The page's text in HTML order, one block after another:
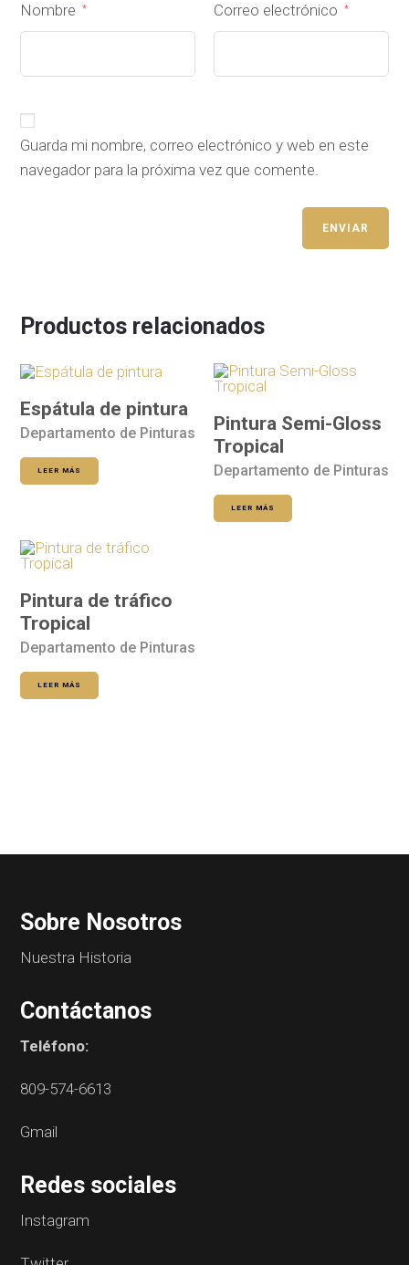
Nombre * Correo electrónico *
Guarda mi nombre, correo electrónico y web en este
navegador para la próxima vez que comente.
Productos relacionados
Espátula de pintura
Departamento de Pinturas
LEER MÁS
Pintura Semi-Gloss
Tropical
Departamento de Pinturas
LEER MÁS
Pintura de tráfico
Tropical
Departamento de Pinturas
LEER MÁS
Sobre Nosotros
Nuestra Historia
Contáctanos
Teléfono:
809-574-6613
Gmail
Redes sociales
Instagram